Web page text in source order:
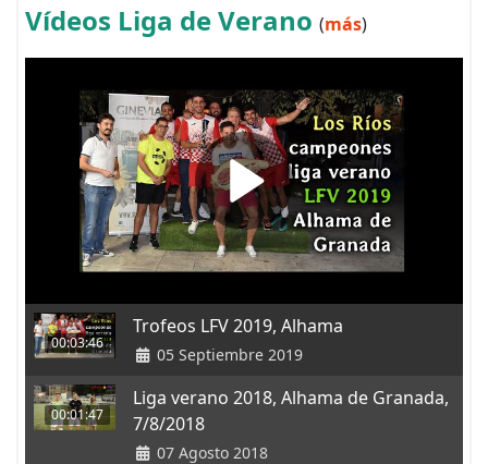
Vídeos Liga de Verano (más)
00:03:46
Trofeos LFV 2019, Alhama
05 Septiembre 2019
00:01:47
Liga verano 2018, Alhama de Granada,
7/8/2018
07 Agosto 2018